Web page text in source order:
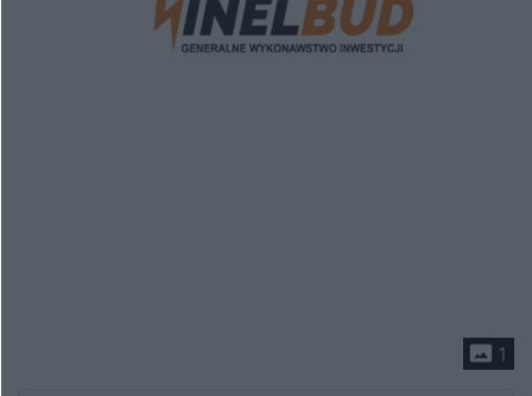
photo_size_select_actual 1